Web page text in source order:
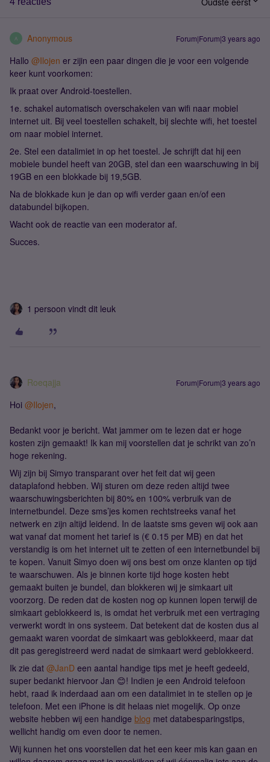
A Anonymous Forum|Forum|3 years ago
Hallo @Ilojen er zijin een paar dingen die je voor een volgende
keer kunt voorkomen:
Ik praat over Android-toestellen.
1e. schakel automatisch overschakelen van wifi naar mobiel
internet uit. Bij veel toestellen schakelt, bij slechte wifi, het toestel
om naar mobiel internet.
2e. Stel een datalimiet in op het toestel. Je schrijft dat hij een
mobiele bundel heeft van 20GB, stel dan een waarschuwing in bij
19GB en een blokkade bij 19,5GB.
Na de blokkade kun je dan op wifi verder gaan en/of een
databundel bijkopen.
Wacht ook de reactie van een moderator af.
Succes.
1 persoon vindt dit leuk
Roeqajja Forum|Forum|3 years ago
Hoi @Ilojen,
Bedankt voor je bericht. Wat jammer om te lezen dat er hoge
kosten zijn gemaakt! Ik kan mij voorstellen dat je schrikt van zo’n
hoge rekening.
Wij zijn bij Simyo transparant over het feit dat wij geen
dataplafond hebben. Wij sturen om deze reden altijd twee
waarschuwingsberichten bij 80% en 100% verbruik van de
internetbundel. Deze sms’jes komen rechtstreeks vanaf het
netwerk en zijn altijd leidend. In de laatste sms geven wij ook aan
wat vanaf dat moment het tarief is (€ 0.15 per MB) en dat het
verstandig is om het internet uit te zetten of een internetbundel bij
te kopen. Vanuit Simyo doen wij ons best om onze klanten op tijd
te waarschuwen. Als je binnen korte tijd hoge kosten hebt
gemaakt buiten je bundel, dan blokkeren wij je simkaart uit
voorzorg. De reden dat de kosten nog op kunnen lopen terwijl de
simkaart geblokkeerd is, is omdat het verbruik met een vertraging
verwerkt wordt in ons systeem. Dat betekent dat de kosten dus al
gemaakt waren voordat de simkaart was geblokkeerd, maar dat
dit pas geregistreerd werd nadat de simkaart werd geblokkeerd.
Ik zie dat @JanD een aantal handige tips met je heeft gedeeld,
super bedankt hiervoor Jan 😊! Indien je een Android telefoon
hebt, raad ik inderdaad aan om een datalimiet in te stellen op je
telefoon. Met een iPhone is dit helaas niet mogelijk. Op onze
website hebben wij een handige blog met databesparingstips,
wellicht handig om even door te nemen.
Wij kunnen het ons voorstellen dat het een keer mis kan gaan en